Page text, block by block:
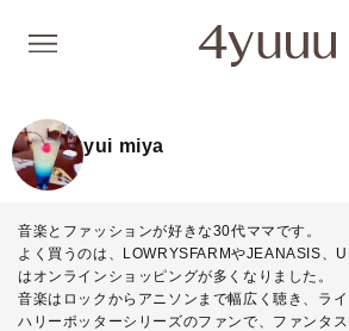
yui miya
音楽とファッションが好きな30代ママです。
よく買うのは、LOWRYSFARMやJEANASIS、
はオンラインショッピングが多くなりました。
音楽はロックからアニソンまで幅広く聴き、ライ
ハリーポッターシリーズのファンで、ファンタ